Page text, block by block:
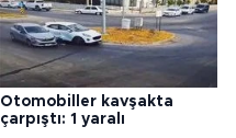
Otomobiller kavşakta
çarpıştı: 1 yaralı